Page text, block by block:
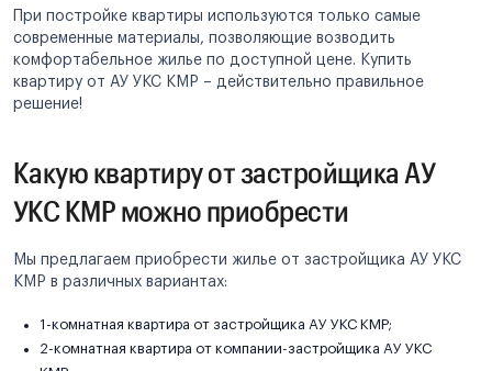
При постройке квартиры используются только самые
современные материалы, позволяющие возводить
комфортабельное жилье по доступной цене. Купить
квартиру от АУ УКС КМР – действительно правильное
решение!
Какую квартиру от застройщика АУ
УКС КМР можно приобрести
Мы предлагаем приобрести жилье от застройщика АУ УКС
КМР в различных вариантах:
1-комнатная квартира от застройщика АУ УКС КМР;
2-комнатная квартира от компании-застройщика АУ УКС